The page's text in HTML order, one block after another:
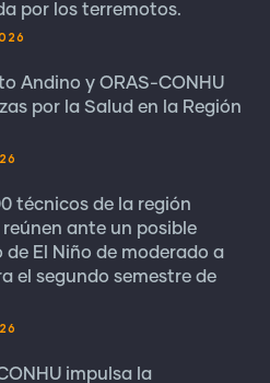
por los terremotos.
Andino y ORAS-CONHU
por la Salud en la Región
técnicos de la región
ante un posible
de El Niño de moderado a
el segundo semestre de
impulsa la